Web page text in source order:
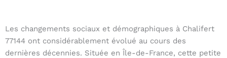
Les changements sociaux et démographiques à Chalifert
77144 ont considérablement évolué au cours des
dernières décennies. Située en Île-de-France, cette petite